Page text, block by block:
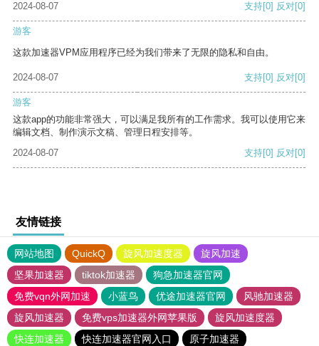
2024-08-07
支持[0] 反对[0]
游客
这款加速器VPM应用程序已经为我们带来了无限的隐私和自由。
2024-08-07 支持[0] 反对[0]
游客
这款app的功能非常强大，可以满足我所有的工作需求。我可以使用它来
编辑文档、制作演示文稿、管理日程安排等。
2024-08-07
支持[0] 反对[0]
友情链接
网站地图 QuickQ 旋风加速度器
旋风加速
坚果加速器
tiktok加速器
狗急加速器官网
免费vqn外网加速
小蓝鸟 优途加速器官网
风驰加速器
旋风加速器
免费vps加速器外网苹果版
旋风加速度器
快连加速器
快连加速器官网入口 原子加速器